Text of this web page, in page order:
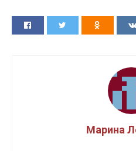
Марина